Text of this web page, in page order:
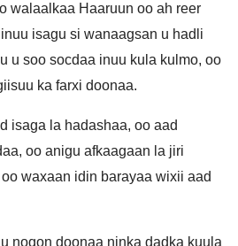
walaalkaa Haaruun oo ah reer
isagu si wanaagsan u hadli
u soo socdaa inuu kula kulmo, oo
ka farxi doonaa.
isaga la hadashaa, oo aad
oo anigu afkaagaan la jiri
waxaan idin barayaa wixii aad
noqon doonaa ninka dadka kuula